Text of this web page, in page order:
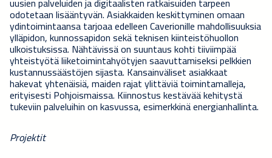
odotetaan lisääntyvän. Asiakkaiden keskittyminen omaan
ydintoimintaansa tarjoaa edelleen Caverionille mahdollisuuksia
ylläpidon, kunnossapidon sekä teknisen kiinteistöhuollon
ulkoistuksissa. Nähtävissä on suuntaus kohti tiiviimpää
yhteistyötä liiketoimintahyötyjen saavuttamiseksi pelkkien
kustannussäästöjen sijasta. Kansainväliset asiakkaat
hakevat yhtenäisiä, maiden rajat ylittäviä toimintamalleja,
erityisesti Pohjoismaissa. Kiinnostus kestävää kehitystä
tukeviin palveluihin on kasvussa, esimerkkinä energianhallinta.
Projektit